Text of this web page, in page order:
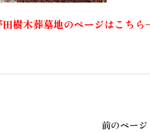
田樹木葬墓地のページはこち
前のページ